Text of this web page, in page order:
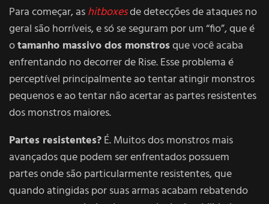
Para começar, ashitboxesde detecções de ataques no
geral são horríveis, e só se seguram por um “fio”, que é
otamanho massivo dos monstrosque você acaba
enfrentando no decorrer de Rise. Esse problema é
perceptível principalmente ao tentar atingir monstros
pequenos e ao tentar não acertar as partes resistentes
dos monstros maiores.
Partes resistentes?É. Muitos dos monstros mais
avançados que podem ser enfrentados possuem
partes onde são particularmente resistentes, que
quando atingidas por suas armas acabam rebatendo